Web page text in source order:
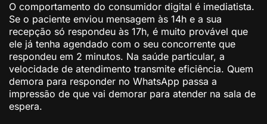
O comportamento do consumidor digital é imediatista.
Se o paciente enviou mensagem às 14h e a sua
recepção só respondeu às 17h, é muito provável que
ele já tenha agendado com o seu concorrente que
respondeu em 2 minutos. Na saúde particular, a
velocidade de atendimento transmite eficiência. Quem
demora para responder no WhatsApp passa a
impressão de que vai demorar para atender na sala de
espera.